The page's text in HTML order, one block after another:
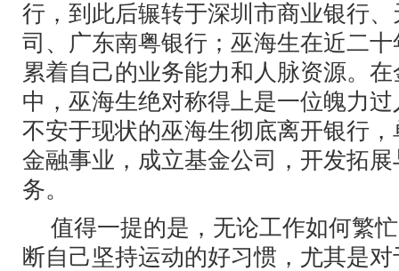
行，到此后辗转于深圳市商业银行
司、广东南粤银行；巫海生在近二
累着自己的业务能力和人脉资源。
中，巫海生绝对称得上是一位魄力
不安于现状的巫海生彻底离开银行
金融事业，成立基金公司，开发拓
务。
值得一提的是，无论工作如何繁
断自己坚持运动的好习惯，尤其是